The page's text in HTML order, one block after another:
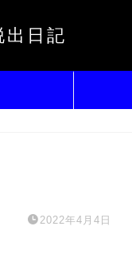
出日記
2022年4月4日